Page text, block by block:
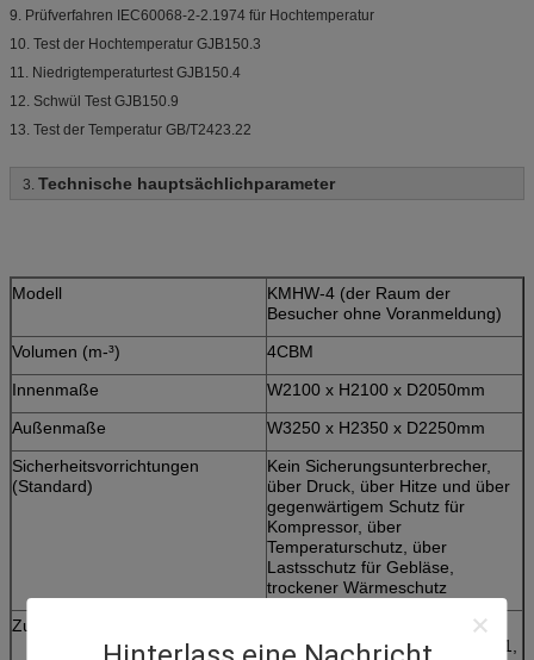
9. Prüfverfahren IEC60068-2-2.1974 für Hochtemperatur
10. Test der Hochtemperatur GJB150.3
11. Niedrigtemperaturtest GJB150.4
12. Schwül Test GJB150.9
13. Test der Temperatur GB/T2423.22
3. Technische hauptsächlichparameter
Modell
KMHW-4 (der Raum der
Besucher ohne Voranmeldung)
Volumen (m-³)
4CBM
Innenmaße
W2100 x H2100 x D2050mm
Außenmaße
W3250 x H2350 x D2250mm
Sicherheitsvorrichtungen
(Standard)
Kein Sicherungsunterbrecher,
über Druck, über Hitze und über
gegenwärtigem Schutz für
Kompressor, über
Temperaturschutz, über
Lastsschutz für Gebläse,
trockener Wärmeschutz
Zubehör
Kabelanschluss (portΦ50mm) *1,